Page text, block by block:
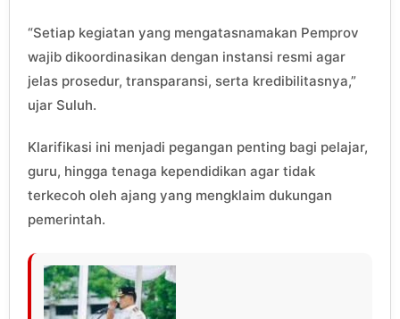
“Setiap kegiatan yang mengatasnamakan Pemprov
wajib dikoordinasikan dengan instansi resmi agar
jelas prosedur, transparansi, serta kredibilitasnya,”
ujar Suluh.
Klarifikasi ini menjadi pegangan penting bagi pelajar,
guru, hingga tenaga kependidikan agar tidak
terkecoh oleh ajang yang mengklaim dukungan
pemerintah.